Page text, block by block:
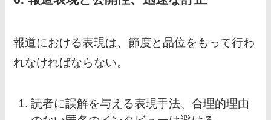
報道における表現は、節度と品位をもって行わ
れなければならない。
読者に誤解を与える表現手法、合理的理由